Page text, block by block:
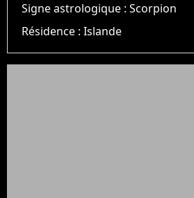
Signe astrologique :Scorpion
Résidence :Islande